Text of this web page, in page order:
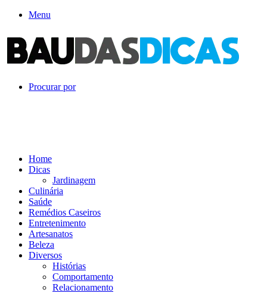
Menu
Procurar por
Home
Dicas
Jardinagem
Culinária
Saúde
Remédios Caseiros
Entretenimento
Artesanatos
Beleza
Diversos
Histórias
Comportamento
Relacionamento